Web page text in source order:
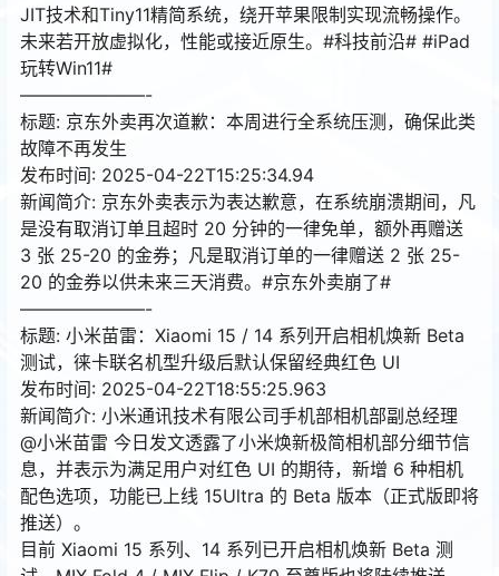
JIT技术和Tiny11精简系统，绕开苹果限制实现流畅操作。
未来若开放虚拟化，性能或接近原生。#科技前沿# #iPad
玩转Win11#
———————-
标题: 京东外卖再次道歉：本周进行全系统压测，确保此类
故障不再发生
发布时间: 2025-04-22T15:25:34.94
新闻简介: 京东外卖表示为表达歉意，在系统崩溃期间，凡
是没有取消订单且超时 20 分钟的一律免单，额外再赠送
3 张 25-20 的金券；凡是取消订单的一律赠送 2 张 25-
20 的金券以供未来三天消费。#京东外卖崩了#
———————-
标题: 小米苗雷：Xiaomi 15 / 14 系列开启相机焕新 Beta
测试，徕卡联名机型升级后默认保留经典红色 UI
发布时间: 2025-04-22T18:55:25.963
新闻简介: 小米通讯技术有限公司手机部相机部副总经理
@小米苗雷 今日发文透露了小米焕新极简相机部分细节信
息，并表示为满足用户对红色 UI 的期待，新增 6 种相机
配色选项，功能已上线 15Ultra 的 Beta 版本（正式版即将
推送）。
目前 Xiaomi 15 系列、14 系列已开启相机焕新 Beta 测